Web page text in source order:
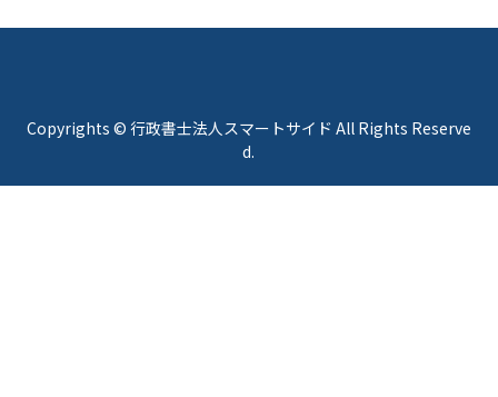
Copyrights © 行政書士法人スマートサイド All Rights Reserve
d.